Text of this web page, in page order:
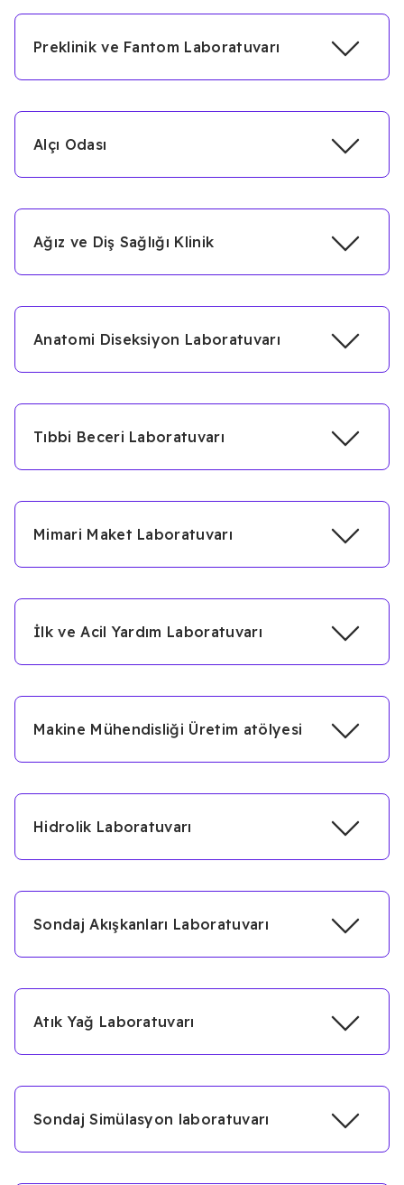
Preklinik ve Fantom Laboratuvarı
Alçı Odası
Ağız ve Diş Sağlığı Klinik
Anatomi Diseksiyon Laboratuvarı
Tıbbi Beceri Laboratuvarı
Mimari Maket Laboratuvarı
İlk ve Acil Yardım Laboratuvarı
Makine Mühendisliği Üretim atölyesi
Hidrolik Laboratuvarı
Sondaj Akışkanları Laboratuvarı
Atık Yağ Laboratuvarı
Sondaj Simülasyon laboratuvarı